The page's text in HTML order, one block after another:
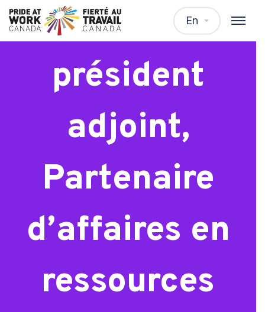
En
Vice-
président
adjoint,
Partenaire
d’affaires en
ressources